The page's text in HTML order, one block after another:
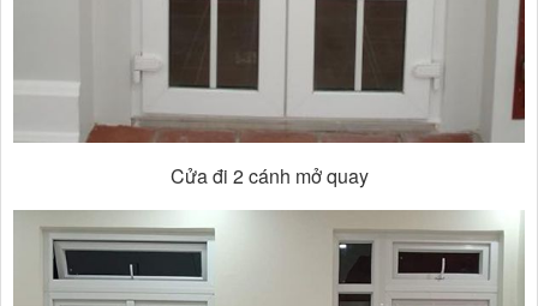
Cửa đi 2 cánh mở quay